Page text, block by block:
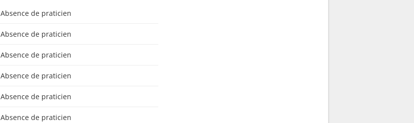
Absence de praticien
Absence de praticien
Absence de praticien
Absence de praticien
Absence de praticien
Absence de praticien